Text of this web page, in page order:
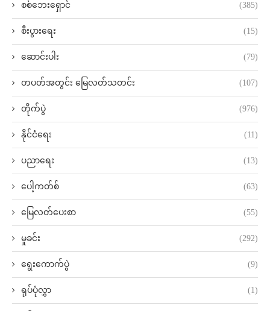
စစ်ဘေးရှောင် (385)
စီးပွားရေး (15)
ဆောင်းပါး (79)
တပတ်အတွင်း မြေလတ်သတင်း (107)
တိုက်ပွဲ (976)
နိုင်ငံရေး (11)
ပညာရေး (13)
ပေါ့ကတ်စ် (63)
မြေလတ်ပေးစာ (55)
မှုခင်း (292)
ရွေးကောက်ပွဲ (9)
ရုပ်ပုံလွှာ (1)